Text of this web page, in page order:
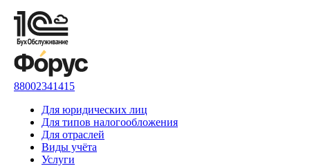
88002341415
Для юридических лиц
Для типов налогообложения
Для отраслей
Виды учёта
Услуги